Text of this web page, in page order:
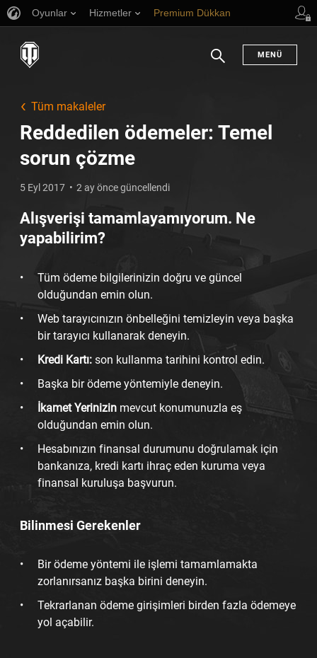
Oyunlar Hizmetler Premium Dükkan
MENÜ
Tüm makaleler
Reddedilen ödemeler: Temel
sorun çözme
5 Eyl 2017 2 ay önce güncellendi
Alışverişi tamamlayamıyorum. Ne
yapabilirim?
Tüm ödeme bilgilerinizin doğru ve güncel
olduğundan emin olun.
Web tarayıcınızın önbelleğini temizleyin veya başka
bir tarayıcı kullanarak deneyin.
Kredi Kartı: son kullanma tarihini kontrol edin.
Başka bir ödeme yöntemiyle deneyin.
İkamet Yerinizin mevcut konumunuzla eş
olduğundan emin olun.
Hesabınızın finansal durumunu doğrulamak için
bankanıza, kredi kartı ihraç eden kuruma veya
finansal kuruluşa başvurun.
Bilinmesi Gerekenler
Bir ödeme yöntemi ile işlemi tamamlamakta
zorlanırsanız başka birini deneyin.
Tekrarlanan ödeme girişimleri birden fazla ödemeye
yol açabilir.